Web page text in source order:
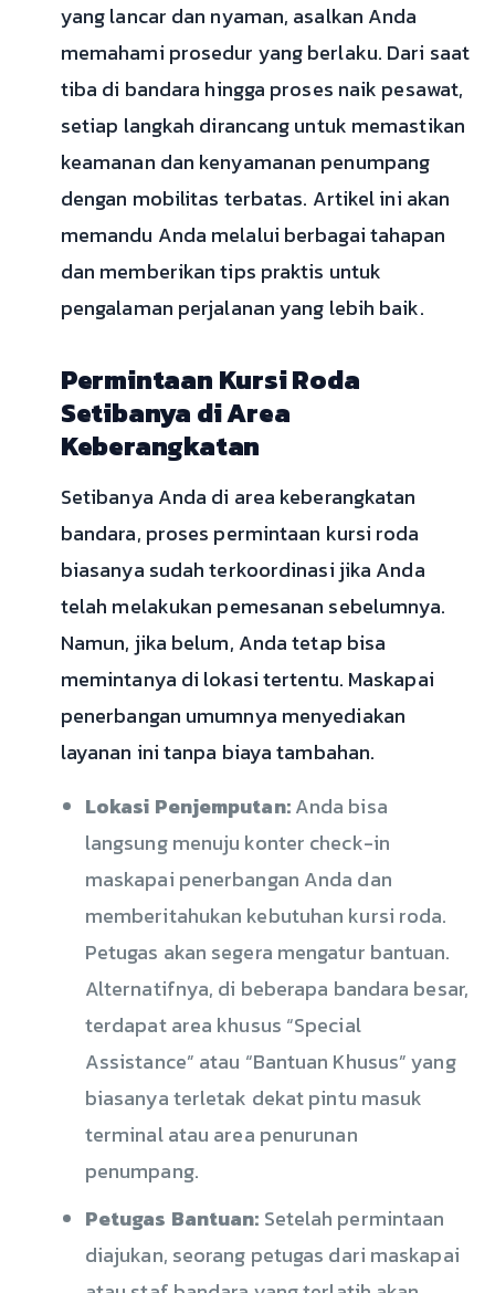
yang lancar dan nyaman, asalkan Anda
memahami prosedur yang berlaku. Dari saat
tiba di bandara hingga proses naik pesawat,
setiap langkah dirancang untuk memastikan
keamanan dan kenyamanan penumpang
dengan mobilitas terbatas. Artikel ini akan
memandu Anda melalui berbagai tahapan
dan memberikan tips praktis untuk
pengalaman perjalanan yang lebih baik.
Permintaan Kursi Roda
Setibanya di Area
Keberangkatan
Setibanya Anda di area keberangkatan
bandara, proses permintaan kursi roda
biasanya sudah terkoordinasi jika Anda
telah melakukan pemesanan sebelumnya.
Namun, jika belum, Anda tetap bisa
memintanya di lokasi tertentu. Maskapai
penerbangan umumnya menyediakan
layanan ini tanpa biaya tambahan.
Lokasi Penjemputan:Anda bisa
langsung menuju konter check-in
maskapai penerbangan Anda dan
memberitahukan kebutuhan kursi roda.
Petugas akan segera mengatur bantuan.
Alternatifnya, di beberapa bandara besar,
terdapat area khusus “Special
Assistance” atau “Bantuan Khusus” yang
biasanya terletak dekat pintu masuk
terminal atau area penurunan
penumpang.
Petugas Bantuan: Setelah permintaan
diajukan, seorang petugas dari maskapai